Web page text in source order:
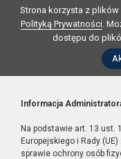
Strona korzysta z
Polityką Prywatności.
dostępu do
Informacja
Na podstawie art. 13 ust.
Europejskiego i Rady
sprawie ochrony osób